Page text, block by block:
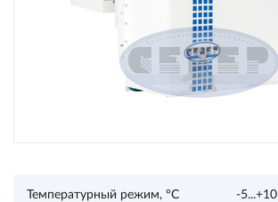
Температурный режим, °С
-5...+10